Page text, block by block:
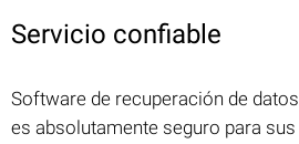
Servicio confiable
Software de recuperación de datos
es absolutamente seguro para sus